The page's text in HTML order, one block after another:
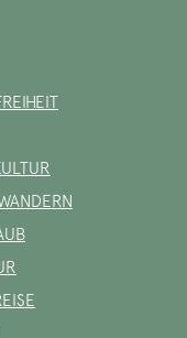
bành“ genannt
wurden.
vollbracht hatten,
der an ihren
zu bezeugen.
gepflegt und
Kaiser liebte es,
und hatte eine
namens